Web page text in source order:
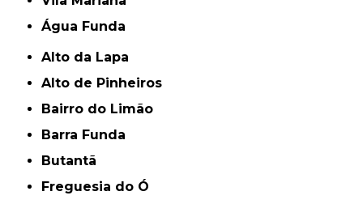
Água Funda
Alto da Lapa
Alto de Pinheiros
Bairro do Limão
Barra Funda
Butantã
Freguesia do Ó